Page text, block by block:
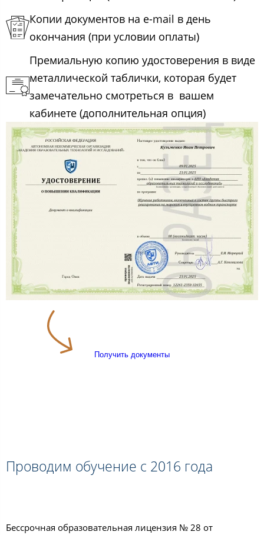
Копии документов на e-mail в день
окончания (при условии оплаты)
Премиальную копию удостоверения в виде
металлической таблички, которая будет
замечательно смотреться в вашем
кабинете (дополнительная опция)
Получить документы
Проводим обучение с 2016 года
Бессрочная образовательная лицензия № 28 от